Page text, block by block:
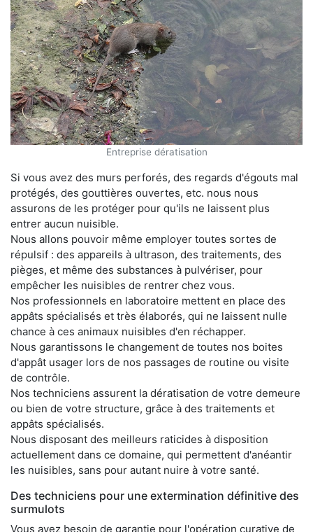
Entreprise dératisation
Si vous avez des murs perforés, des regards d'égouts mal
protégés, des gouttières ouvertes, etc. nous nous
assurons de les protéger pour qu'ils ne laissent plus
entrer aucun nuisible.
Nous allons pouvoir même employer toutes sortes de
répulsif : des appareils à ultrason, des traitements, des
pièges, et même des substances à pulvériser, pour
empêcher les nuisibles de rentrer chez vous.
Nos professionnels en laboratoire mettent en place des
appâts spécialisés et très élaborés, qui ne laissent nulle
chance à ces animaux nuisibles d'en réchapper.
Nous garantissons le changement de toutes nos boites
d'appât usager lors de nos passages de routine ou visite
de contrôle.
Nos techniciens assurent la dératisation de votre demeure
ou bien de votre structure, grâce à des traitements et
appâts spécialisés.
Nous disposant des meilleurs raticides à disposition
actuellement dans ce domaine, qui permettent d'anéantir
les nuisibles, sans pour autant nuire à votre santé.
Des techniciens pour une extermination définitive des
surmulots
Vous avez besoin de garantie pour l'opération curative de